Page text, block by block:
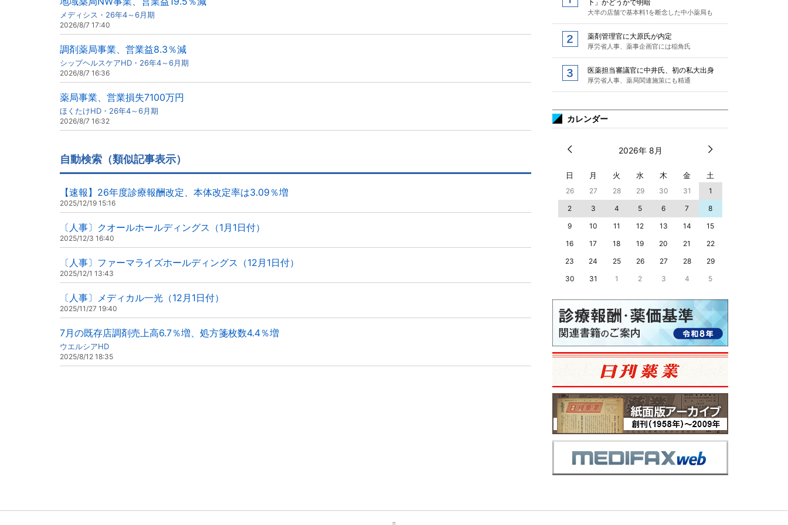
メディシス・26年4～6月期
2026/8/7 17:40
調剤薬局事業、営業益8.3％減
シップヘルスケアHD・26年4～6月期
2026/8/7 16:36
薬局事業、営業損失7100万円
ほくたけHD・26年4～6月期
2026/8/7 16:32
自動検索（類似記事表示）
【速報】26年度診療報酬改定、本体改定率は3.09％増
2025/12/19 15:16
〔人事〕クオールホールディングス（1月1日付）
2025/12/3 16:40
〔人事〕ファーマライズホールディングス（12月1日付）
2025/12/1 13:43
〔人事〕メディカル一光（12月1日付）
2025/11/27 19:40
7月の既存店調剤売上高6.7％増、処方箋枚数4.4％増
ウエルシアHD
2025/8/12 18:35
下」かどうかで明暗
大半の店舗で基本料1を断念した中小薬局も
薬剤管理官に大原氏が内定
厚労省人事、薬事企画官には稲角氏
医薬担当審議官に中井氏、初の私大出身
厚労省人事、薬局関連施策にも精通
カレンダー
2026年 8月
日 月 火 水 木 金 土
26 27 28 29 30 31
1
2
3 4 5 6 7
8
9
10 11 12 13 14
15
16
17 18 19 20 21
22
23
24 25 26 27 28
29
30
31 1 2 3 4 5